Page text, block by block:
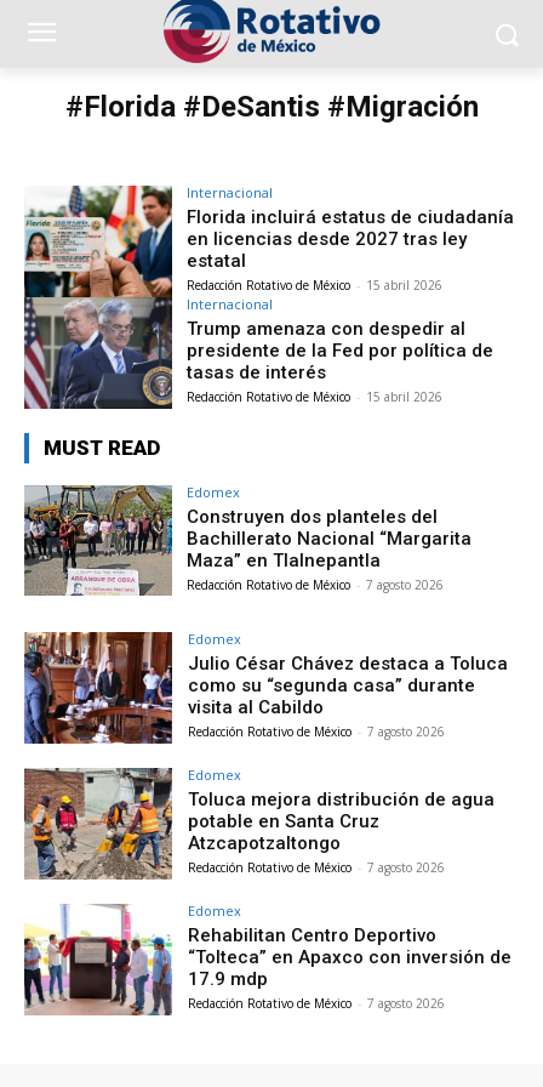
#Florida #DeSantis #Migración
Internacional
Florida incluirá estatus de ciudadanía
en licencias desde 2027 tras ley
estatal
Redacción Rotativo de México - 15 abril 2026
Internacional
Trump amenaza con despedir al
presidente de la Fed por política de
tasas de interés
Redacción Rotativo de México - 15 abril 2026
MUST READ
Edomex
Construyen dos planteles del
Bachillerato Nacional “Margarita
Maza” en Tlalnepantla
Redacción Rotativo de México - 7 agosto 2026
Edomex
Julio César Chávez destaca a Toluca
como su “segunda casa” durante
visita al Cabildo
Redacción Rotativo de México - 7 agosto 2026
Edomex
Toluca mejora distribución de agua
potable en Santa Cruz
Atzcapotzaltongo
Redacción Rotativo de México - 7 agosto 2026
Edomex
Rehabilitan Centro Deportivo
“Tolteca” en Apaxco con inversión de
17.9 mdp
Redacción Rotativo de México - 7 agosto 2026